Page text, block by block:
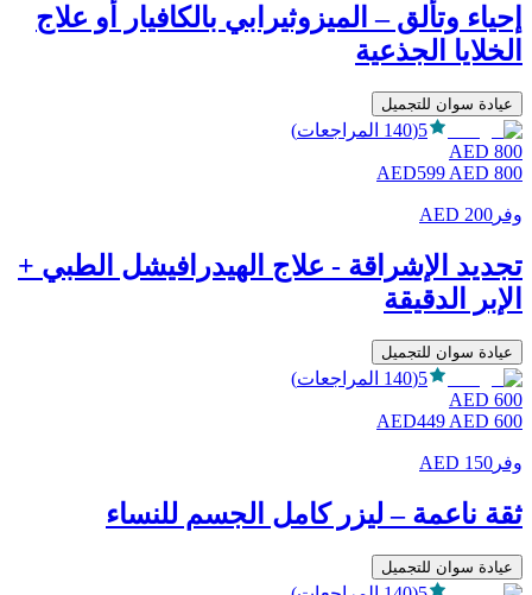
إحياء وتألق – الميزوثيرابي بالكافيار أو علاج
الخلايا الجذعية
عيادة سوان للتجميل
5
(
140 المراجعات)
800
AED
800
AED599 AED
وفر 200
AED
تجديد الإشراقة - علاج الهيدرافيشل الطبي +
الإبر الدقيقة
عيادة سوان للتجميل
5
(
140 المراجعات)
600
AED
600
AED449 AED
وفر 150
AED
ثقة ناعمة – ليزر كامل الجسم للنساء
عيادة سوان للتجميل